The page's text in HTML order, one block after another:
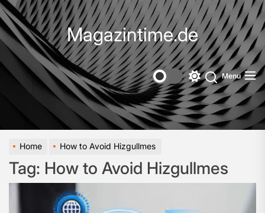
Skip
to
the
content
Magazintime.de
Switch
color
mode
Menu
Home How to Avoid Hizgullmes
Tag: How to Avoid Hizgullmes